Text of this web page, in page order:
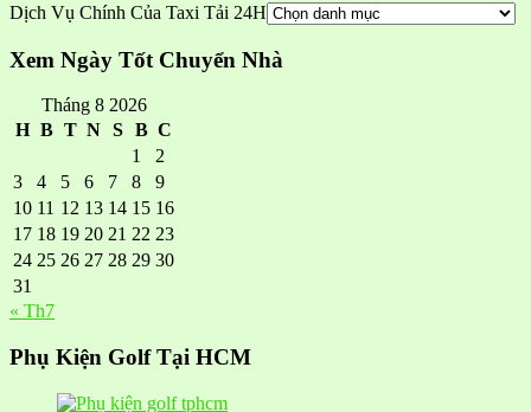
Dịch Vụ Chính Của Taxi Tải 24H
Xem Ngày Tốt Chuyển Nhà
Tháng 8 2026
H B T N S B C
1
2
3
4 5 6 7 8
9
10 11 12 13 14 15 16
17 18 19 20 21 22 23
24 25 26 27 28 29 30
31
« Th7
Phụ Kiện Golf Tại HCM